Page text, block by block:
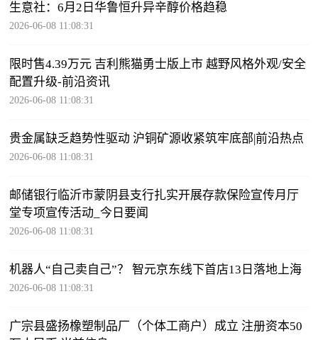
生意社：6月2日华鲁恒升异辛醇价格趋稳
2026-06-08 11:08:31
限时售4.39万元 吉利熊猫勇士版上市 越野风格外观/安全
配置升级-前沿资讯
2026-06-08 11:08:31
贵金属缺乏趋势性驱动 沪铜矿源收紧筑牢底部|前沿热点
2026-06-08 11:08:31
邮储银行临沂市蒙阴县支行扎实开展存款保险宣传月厅
堂专项宣传活动_今日要闻
2026-06-08 11:08:31
机器人“自己卖自己”？ 智元京东线下首店13日落地上海
2026-06-08 11:08:31
广宗县盛扬橡塑制品厂（个体工商户）成立 注册资本50